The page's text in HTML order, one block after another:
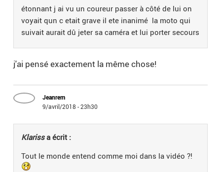
étonnant j ai vu un coureur passer à côté de lui on
voyait qun c etait grave il ete inanimé la moto qui
suivait aurait dû jeter sa caméra et lui porter secours
j'ai pensé exactement la même chose!
Jeanrem
9/avril/2018 - 23h30
Klarissa écrit :
Tout le monde entend comme moi dans la vidéo ?!